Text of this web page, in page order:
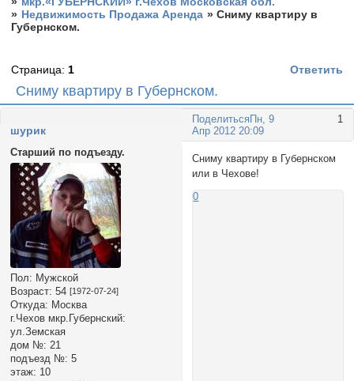
» Недвижимость Продажа Аренда »Сниму квартиру в
Губернском.
Сниму квартиру в Губернском.
Страница: 1 Ответить
Поделиться 1
Пн, 9
Апр 2012 20:09
шурик
Старший по подъезду.
Пол: Мужской
Возраст: 54 [1972-07-24]
Откуда: Москва
г.Чехов мкр.Губернский:
ул.Земская
дом №: 21
подъезд №: 5
этаж: 10
Сниму квартиру в Губернском
или в Чехове!
0